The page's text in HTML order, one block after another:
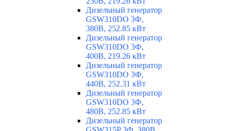
Дизельный генератор
GSW310DO 3Ф,
380В, 252.85 кВт
Дизельный генератор
GSW310DO 3Ф,
400В, 219.26 кВт
Дизельный генератор
GSW310DO 3Ф,
440В, 252.31 кВт
Дизельный генератор
GSW310DO 3Ф,
480В, 252.85 кВт
Дизельный генератор